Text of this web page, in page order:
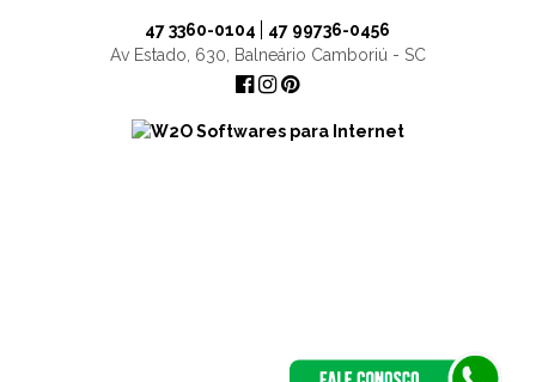
47 3360-0104
47 99736-0456
Av Estado, 630, Balneário Camboriú - SC